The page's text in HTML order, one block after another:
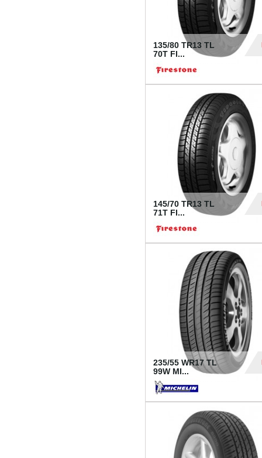
135/80 TR13 TL
70T FI...
145/70 TR13 TL
71T FI...
235/55 WR17 TL
99W MI...